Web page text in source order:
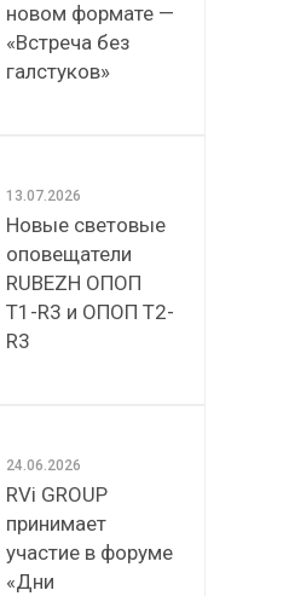
новом формате —
«Встреча без
галстуков»
13.07.2026
Новые световые
оповещатели
RUBEZH ОПОП
Т1-R3 и ОПОП Т2-
R3
24.06.2026
RVi GROUP
принимает
участие в форуме
«Дни